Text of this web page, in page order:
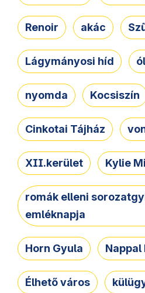
Renoir akác
Lágymányosi híd
nyomda Kocsiszín
Cinkotai Tájház
XII.kerület Kylie
romák elleni
emléknapja
Horn Gyula Nappal
Élhető város